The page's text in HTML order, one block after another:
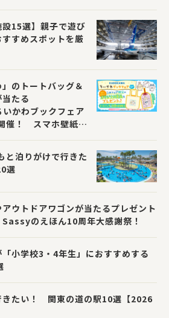
設15選】親子で遊び
すめスポットを厳
のトートバッグ＆
たる
いかわブックフェア
催！ スマホ壁紙は
と泊りがけで行きた
選
ウトドアワゴンが当たるプレゼント
のえほん10周年大感謝祭！
小学校3・4年生」におすすめする
きたい！ 関東の道の駅10選【2026